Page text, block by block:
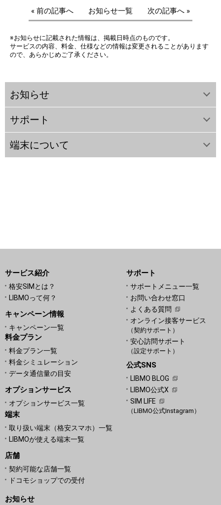
« 前の記事へ お知らせ一覧 次の記事へ »
※お知らせに記載された情報は、掲載日時点のものです。
サービスの内容、料金、仕様などの情報は変更されることがあります
ので、あらかじめご了承ください。
お知らせ
サポート
端末について
サービス紹介
格安SIMとは？
LIBMOって何？
キャンペーン情報
キャンペーン一覧
料金プラン
料金プラン一覧
料金シミュレーション
データ通信量の目安
オプションサービス
オプションサービス一覧
端末
取り扱い端末（格安スマホ）一覧
LIBMOが使える端末一覧
店舗
契約可能な店舗一覧
ドコモショップでの受付
サポート
サポートメニュー一覧
お問い合わせ窓口
よくある質問
オンライン接客サービス
（契約サポート）
安心訪問サポート
（設定サポート）
公式SNS
LIBMO BLOG
LIBMO公式X
SIM LIFE
（LIBMO公式Instagram）
お知らせ